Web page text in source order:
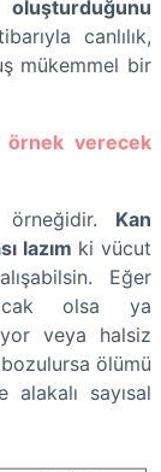
canlılık,
mükemmel bir
örnek verecek
Kan
lazım ki vücut
Eğer
olsa ya
veya halsiz
ölümü
sayısal